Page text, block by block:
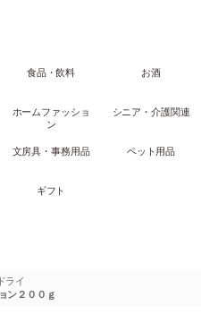
食品・飲料 お酒
ホームファッショ
ン
シニア・介護関連
文房具・事務用品 ペット用品
ギフト
ドライ
ン２００ｇ